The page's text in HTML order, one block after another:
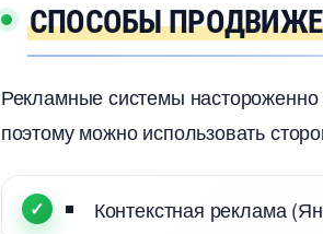
СПОСОБЫ
Рекламные системы
поэтому можно использовать
Контекстная реклама